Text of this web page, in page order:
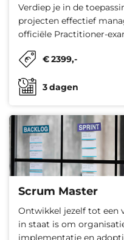
Verdiep je in de
projecten effectief
officiële Practitioner-
€2399,-
3dagen
Scrum Master
Ontwikkel jezelf tot een
in staat is om
implementatie en